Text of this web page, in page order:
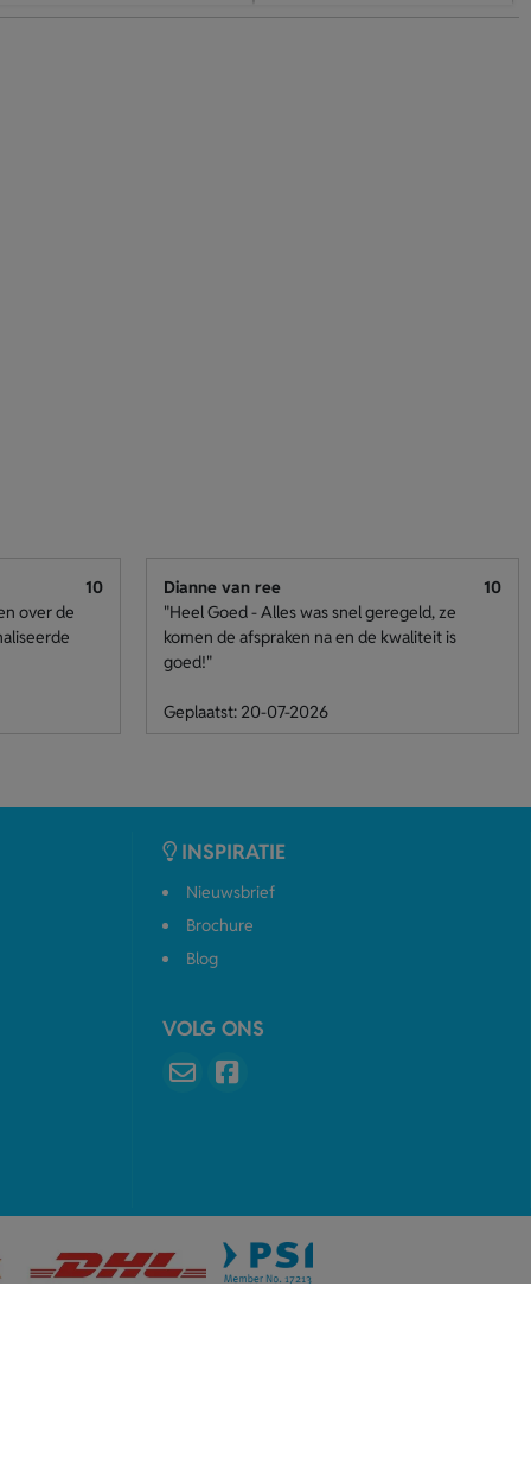
10
over de
Dianne van ree
10
"Heel Goed - Alles was snel geregeld, ze
komen de afspraken na en de kwaliteit is
goed!"
Geplaatst: 20-07-2026
INSPIRATIE
Nieuwsbrief
Brochure
Blog
VOLG ONS